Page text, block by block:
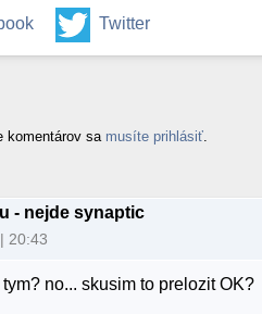
Twitter
komentárov sa musíte prihlásiť
- nejde synaptic
20:43
no... skusim to prelozit OK?